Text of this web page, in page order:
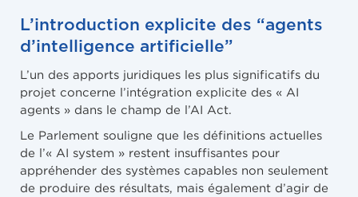
L’introduction explicite des “agents
d’intelligence artificielle”
L’un des apports juridiques les plus significatifs du
projet concerne l’intégration explicite des « AI
agents » dans le champ de l’AI Act.
Le Parlement souligne que les définitions actuelles
de l’« AI system » restent insuffisantes pour
appréhender des systèmes capables non seulement
de produire des résultats, mais également d’agir de